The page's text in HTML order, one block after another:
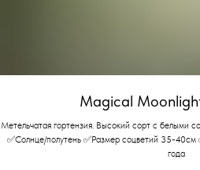
Magical
Метельчатая гортензия. Высокий сорт с белыми
✅Солнце/полутень ✅Размер соцветий 35-
года